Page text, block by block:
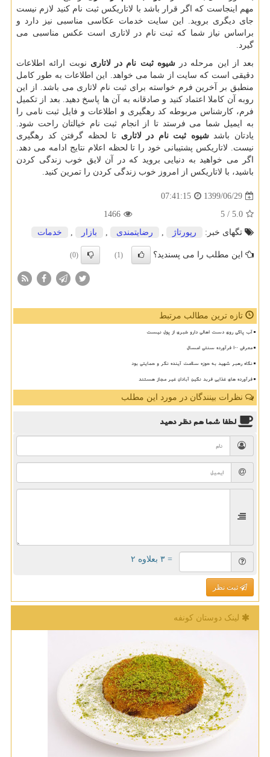
مهم اینجاست که اگر قرار باشد با لاتاریکس ثبت نام کنید لازم نیست
جای دیگری بروید. این سایت خدمات عکاسی مناسبی نیز دارد و
براساس نیاز شما که ثبت نام در لاتاری است عکس مناسبی می
گیرد.
بعد از این مرحله درشیوه ثبت نام در لاتاری نوبت ارائه اطلاعات
دقیقی است که سایت از شما می خواهد. این اطلاعات به طور کامل
منطبق بر آخرین فرم خواسته برای ثبت نام لاتاری می باشد. از این
روبه آن کاملا اعتماد کنید و صادقانه به آن ها پاسخ دهید. بعد از تکمیل
فرم، کارشناس مربوطه کد رهگیری و اطلاعات و فایل ثبت نامی را
به ایمیل شما می فرستد تا از انجام ثبت نام خیالتان راحت شود.
یادتان باشدشیوه ثبت نام در لاتاری تا لحظه گرفتن کد رهگیری
نیست. لاتاریکس پشتیبانی خود را تا لحظه اعلام نتایج ادامه می دهد.
اگر می خواهید به دنیایی بروید که در آن لایق خوب زندگی کردن
باشید، با لاتاریکس از امروز خوب زندگی کردن را تمرین کنید.
1399/06/29
07:41:15
5.0
/ 5
1466
تگهای خبر:
رپورتاژ , رضایتمندی , بازار , خدمات
این مطلب را می پسندید؟ (1)
(0)
تازه ترین مطالب مرتبط
آب پاکی روی دست اهالی دارو خبری از پول نیست
معرفی ۱۰۰ فرآورده سنتی امسال
نگاه رهبر شهید به حوزه سلامت آینده نگر و حمایتی بود
فرآورده های غذایی فربد نگین آبادان غیر مجاز هستند
نظرات بینندگان در مورد این مطلب
لطفا شما همنظر دهید
= ۳ بعلاوه ۲
ثبت نظر
لینک دوستان كونفه